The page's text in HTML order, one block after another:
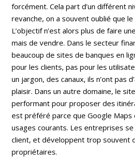
forcément. Cela part d’un différent
revanche, on a souvent oublié que
L’objectif n’est alors plus de faire
mais de vendre. Dans le secteur
beaucoup de sites de banques en
pour les clients, pas pour les
un jargon, des canaux, ils n’ont pas
plaisir. Dans un autre domaine, le
performant pour proposer des
est préféré parce que Google
usages courants. Les entreprises se
client, et développent trop souvent
propriétaires.